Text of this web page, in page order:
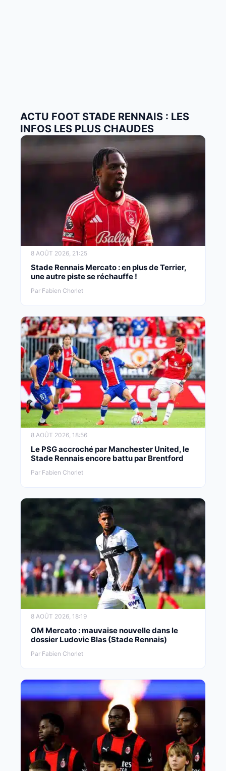
ACTU FOOT STADE RENNAIS : LES
INFOS LES PLUS CHAUDES
8 AOÛT 2026, 21:25
Stade Rennais Mercato : en plus de Terrier,
une autre piste se réchauffe !
Par Fabien Chorlet
8 AOÛT 2026, 18:56
Le PSG accroché par Manchester United, le
Stade Rennais encore battu par Brentford
Par Fabien Chorlet
8 AOÛT 2026, 18:19
OM Mercato : mauvaise nouvelle dans le
dossier Ludovic Blas (Stade Rennais)
Par Fabien Chorlet